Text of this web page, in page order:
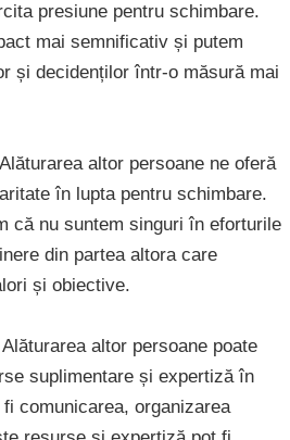
presiune pentru schimbare.
mai semnificativ și putem
și decidenților într-o măsură mai
altor persoane ne oferă
în lupta pentru schimbare.
că nu suntem singuri în eforturile
din partea altora care
și obiective.
altor persoane poate
suplimentare și expertiză în
comunicarea, organizarea